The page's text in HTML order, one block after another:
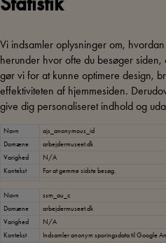
Vi indsamler oplysninger om,
herunder hvor ofte du besøger
gør vi for at kunne optimere design,
effektiviteten af hjemmesiden.
give dig personaliseret indhold og
Navn
ajs_anonymous_id
Domæne
arbejdermuseet.dk
Varighed
N/A
Kontekst
For at gemme sidste besøg.
Navn
ssm_au_c
Domæne
arbejdermuseet.dk
Varighed
N/A
Kontekst
Indsamler anonym sporingsdata til Google